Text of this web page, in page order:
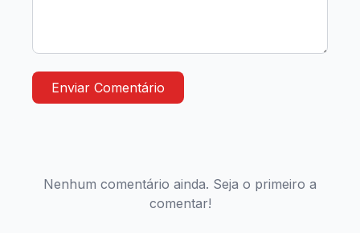
Enviar Comentário
Nenhum comentário ainda. Seja o primeiro a
comentar!